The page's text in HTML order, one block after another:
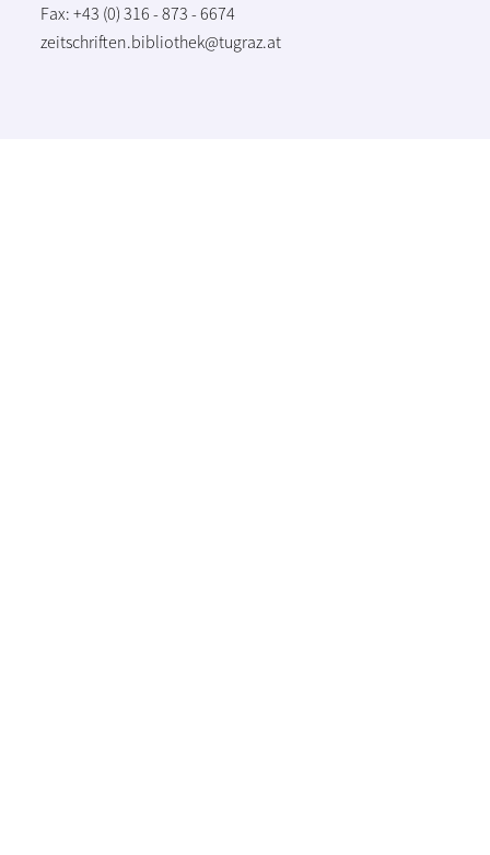
Fax: +43 (0) 316 - 873 - 6674
zeitschriften.bibliothek@tugraz.at